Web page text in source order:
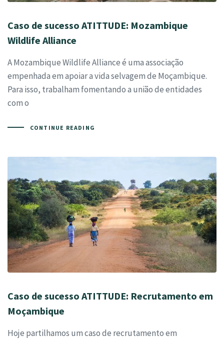
Caso de sucesso ATITTUDE: Mozambique
Wildlife Alliance
A Mozambique Wildlife Alliance é uma associação
empenhada em apoiar a vida selvagem de Moçambique.
Para isso, trabalham fomentando a união de entidades
com o
CONTINUE READING
Caso de sucesso ATITTUDE: Recrutamento em
Moçambique
Hoje partilhamos um caso de recrutamento em